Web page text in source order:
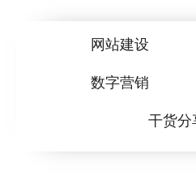
网站建设
数字营销
干货分